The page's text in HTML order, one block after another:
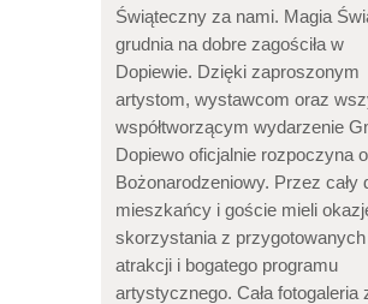
Świąteczny za nami. Magia
grudnia na dobre zagościła w
Dopiewie. Dzięki zaproszonym
artystom, wystawcom oraz
współtworzącym wydarzenie
Dopiewo oficjalnie rozpoczyna
Bożonarodzeniowy. Przez cały
mieszkańcy i goście mieli
skorzystania z przygotowanych
atrakcji i bogatego programu
artystycznego. Cała fotogaleria